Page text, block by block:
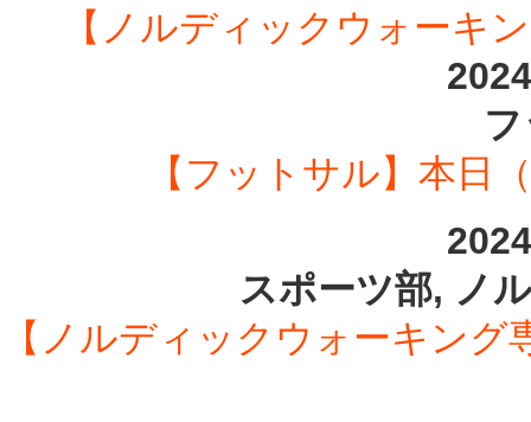
【ノルディックウォーキ
【フットサル】本日
スポーツ部, ノ
【ノルディックウォーキン